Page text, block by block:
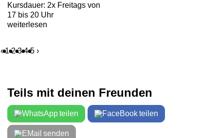
Kursdauer: 2x Freitags von
17 bis 20 Uhr
weiterlesen
‹ 1 2 3 4 5 ›
Teils mit deinen Freunden
teilen teilen
senden